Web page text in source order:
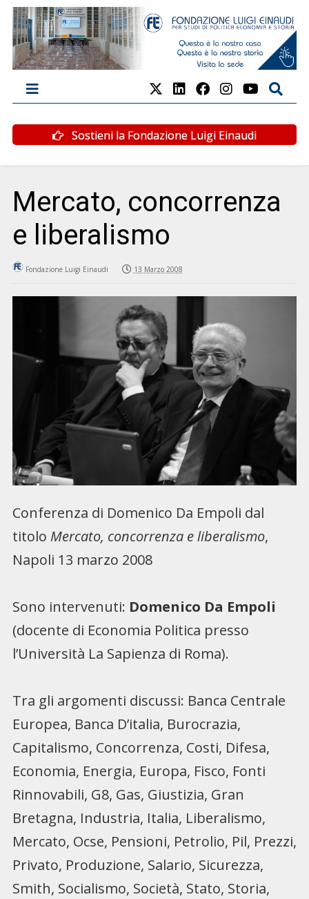
Sostieni la Fondazione Luigi Einaudi
Mercato, concorrenza
e liberalismo
Fondazione Luigi Einaudi 13 Marzo 2008
Conferenza di Domenico Da Empoli dal
titolo Mercato, concorrenza e liberalismo,
Napoli 13 marzo 2008
Sono intervenuti: Domenico Da Empoli
(docente di Economia Politica presso
l’Università La Sapienza di Roma).
Tra gli argomenti discussi: Banca Centrale
Europea, Banca D’italia, Burocrazia,
Capitalismo, Concorrenza, Costi, Difesa,
Economia, Energia, Europa, Fisco, Fonti
Rinnovabili, G8, Gas, Giustizia, Gran
Bretagna, Industria, Italia, Liberalismo,
Mercato, Ocse, Pensioni, Petrolio, Pil, Prezzi,
Privato, Produzione, Salario, Sicurezza,
Smith, Socialismo, Società, Stato, Storia,